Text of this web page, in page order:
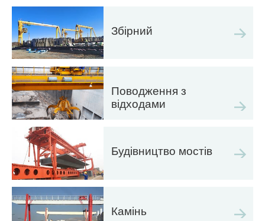
Збірний
Поводження з
відходами
Будівництво мостів
Камінь